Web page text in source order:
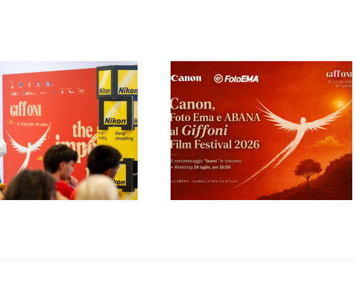
Canon, Foto Ema e
ABANA al Giffoni
Film Festival 2026
con il
cortometraggio
“Jeans”
“Creator per un
giorno” il 22 luglio
a Giffoni Film
Festival una
masterclass con
Nital e Andrea
Ravanetti.